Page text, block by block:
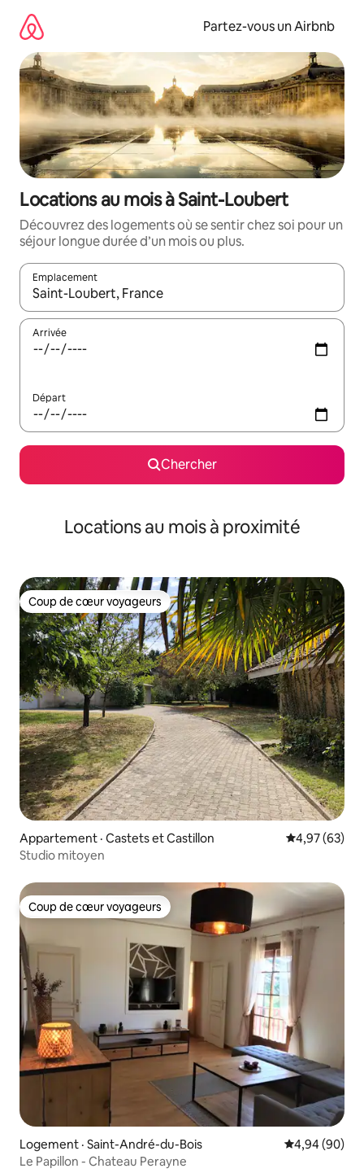
directement
contenu
Partez-vous un Airbnb
Locations au mois à Saint-Loubert
Découvrez des logements où se sentir chez soi pour un
séjour longue durée d’un mois ou plus.
Emplacement
Quand les résultats sont affichés, parcourez-les en utilisant
Arrivée
Départ
Chercher
Locations au mois à proximité
Coup de cœur voyageurs
Coup de cœur voyageurs
Appartement · Castets et Castillon Note
4,97 (63)
Studio mitoyen
Coup de cœur voyageurs
Coup de cœur voyageurs
Logement · Saint-André-du-Bois Note
4,94 (90)
Le Papillon - Chateau Perayne